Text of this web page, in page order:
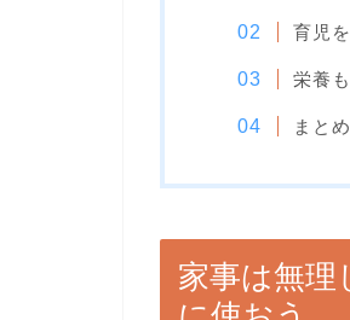
育児
栄養
まと
家事は無理